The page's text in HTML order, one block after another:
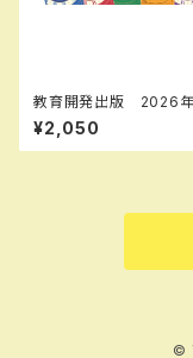
教育開発出版 2026
新中学問題集 理科
標準編 各学年（選択
い） 新品完全セット
¥2,050
©